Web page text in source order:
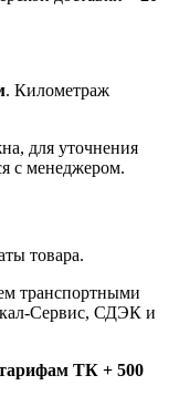
. Километраж
для уточнения
с менеджером.
товара.
транспортными
Сервис, СДЭК и
ТК + 500